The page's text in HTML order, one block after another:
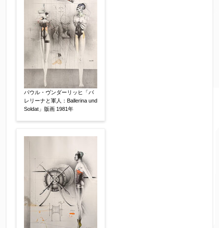
限定番号 【任意】
制作年 【任意】
売却希望時期 【任意】
他社様の査定価格
会社名：
査定額：
パウル・ヴンダーリッヒ「バ
レリーナと軍人：Ballerina und
Soldat」版画 1981年